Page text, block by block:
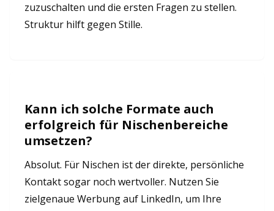
zuzuschalten und die ersten Fragen zu stellen.
Struktur hilft gegen Stille.
Kann ich solche Formate auch
erfolgreich für Nischenbereiche
umsetzen?
Absolut. Für Nischen ist der direkte, persönliche
Kontakt sogar noch wertvoller. Nutzen Sie
zielgenaue Werbung auf LinkedIn, um Ihre